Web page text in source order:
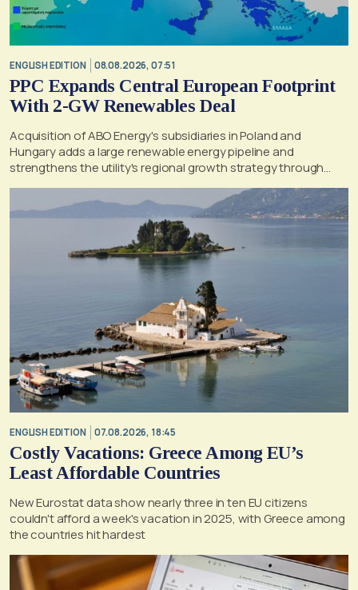
ENGLISH EDITION 08.08.2026, 07:51
PPC Expands Central European Footprint
With 2-GW Renewables Deal
Acquisition of ABO Energy's subsidiaries in Poland and
Hungary adds a large renewable energy pipeline and
strengthens the utility's regional growth strategy through
2030
ENGLISH EDITION 07.08.2026, 18:45
Costly Vacations: Greece Among EU’s
Least Affordable Countries
New Eurostat data show nearly three in ten EU citizens
couldn't afford a week's vacation in 2025, with Greece among
the countries hit hardest